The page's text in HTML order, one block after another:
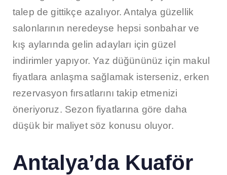
talep de gittikçe azalıyor. Antalya güzellik
salonlarının neredeyse hepsi sonbahar ve
kış aylarında gelin adayları için güzel
indirimler yapıyor. Yaz düğününüz için makul
fiyatlara anlaşma sağlamak isterseniz, erken
rezervasyon fırsatlarını takip etmenizi
öneriyoruz. Sezon fiyatlarına göre daha
düşük bir maliyet söz konusu oluyor.
Antalya’da Kuaför